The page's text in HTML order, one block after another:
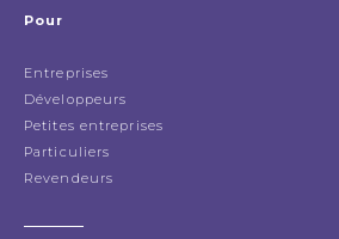
Pour
Entreprises
Développeurs
Petites entreprises
Particuliers
Revendeurs